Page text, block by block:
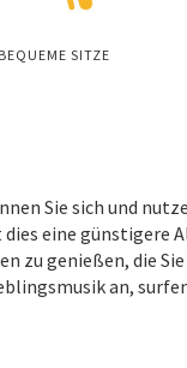
BEQUEME SITZE
Sie sich und
eine
zu genießen, die
an,